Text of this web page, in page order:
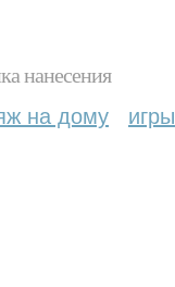
нанесения
на дому игры